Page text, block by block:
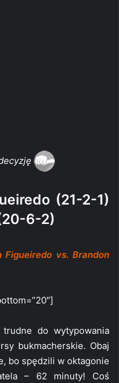
(21-2-1)
6-2)
Figueiredo vs. Brandon
do wytypowania
bukmacherskie. Obaj
bo spędzili w oktagonie
– 62 minuty! Coś